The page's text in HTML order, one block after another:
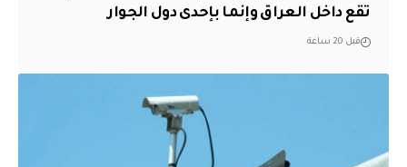
تقع داخل العراق وإنما بإحدى دول الجوار
قبل 20 ساعة